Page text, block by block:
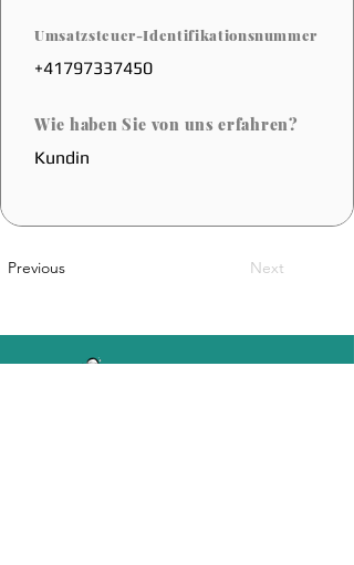
Umsatzsteuer-Identifikationsnummer
+41797337450
Wie haben Sie von uns erfahren?
Kundin
Previous Next